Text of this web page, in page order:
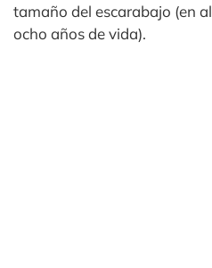
tamaño del escarabajo (en
ocho años de vida).